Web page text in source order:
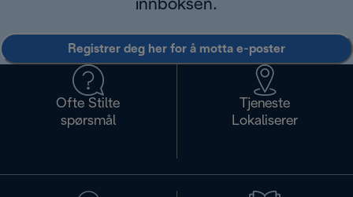
innboksen.
Registrer deg her for å motta e-poster
Ofte Stilte
spørsmål
Tjeneste
Lokaliserer